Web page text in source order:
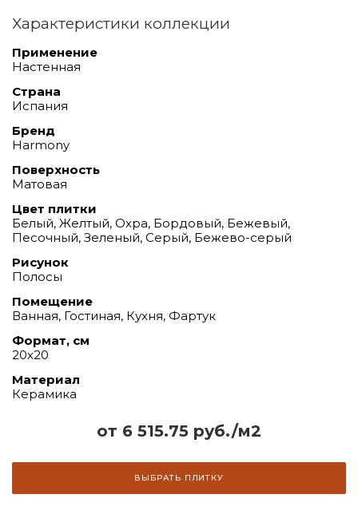
от 6 515.75 руб./м2
ВЫБРАТЬ ПЛИТКУ
Характеристики коллекции
Применение
Настенная
Страна
Испания
Бренд
Harmony
Поверхность
Матовая
Цвет плитки
Белый, Желтый, Охра, Бордовый, Бежевый,
Песочный, Зеленый, Серый, Бежево-серый
Рисунок
Полосы
Помещение
Ванная, Гостиная, Кухня, Фартук
Формат, см
20х20
Материал
Керамика